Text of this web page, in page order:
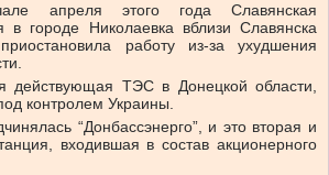
апреля этого года Славянская
в городе Николаевка вблизи Славянска
работу из-за ухудшения
действующая ТЭС в Донецкой области,
контролем Украины.
“Донбассэнерго”, и это вторая и
входившая в состав акционерного